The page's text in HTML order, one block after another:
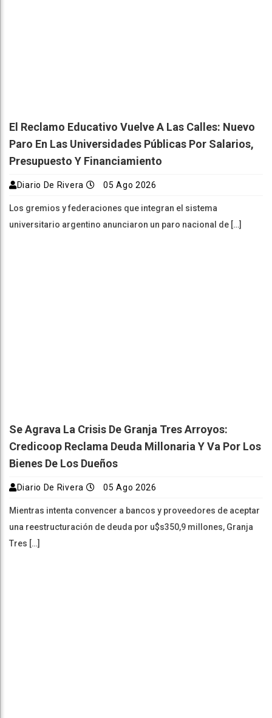
El Reclamo Educativo Vuelve A Las Calles: Nuevo
Paro En Las Universidades Públicas Por Salarios,
Presupuesto Y Financiamiento
Diario De Rivera 05 Ago 2026
Los gremios y federaciones que integran el sistema
universitario argentino anunciaron un paro nacional de […]
Se Agrava La Crisis De Granja Tres Arroyos:
Credicoop Reclama Deuda Millonaria Y Va Por Los
Bienes De Los Dueños
Diario De Rivera 05 Ago 2026
Mientras intenta convencer a bancos y proveedores de aceptar
una reestructuración de deuda por u$s350,9 millones, Granja
Tres […]